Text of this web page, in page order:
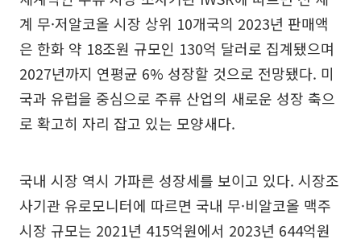
계 무·저알코올 시장 상위 10개국의 2023년 판매액
은 한화 약 18조원 규모인 130억 달러로 집계됐으며
2027년까지 연평균 6% 성장할 것으로 전망됐다. 미
국과 유럽을 중심으로 주류 산업의 새로운 성장 축으
로 확고히 자리 잡고 있는 모양새다.
국내 시장 역시 가파른 성장세를 보이고 있다. 시장조
사기관 유로모니터에 따르면 국내 무·비알코올 맥주
시장 규모는 2021년 415억원에서 2023년 644억원